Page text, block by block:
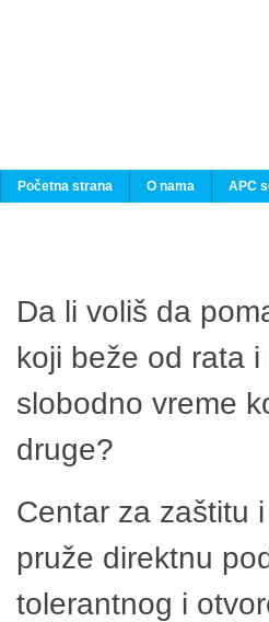
Početna strana O nama APC
Da li voliš da
koji beže od rata
slobodno vreme
druge?
Centar za zaštitu
pruže direktnu
tolerantnog i